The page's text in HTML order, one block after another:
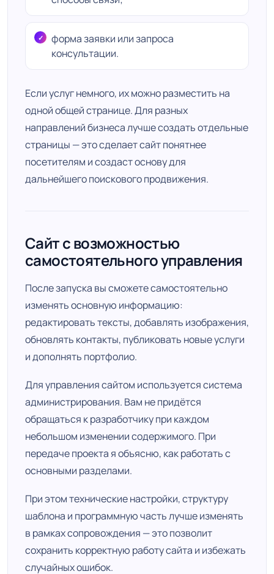
форма заявки или запроса
консультации.
Если услуг немного, их можно разместить на
одной общей странице. Для разных
направлений бизнеса лучше создать отдельные
страницы — это сделает сайт понятнее
посетителям и создаст основу для
дальнейшего поискового продвижения.
Сайт с возможностью
самостоятельного управления
После запуска вы сможете самостоятельно
изменять основную информацию:
редактировать тексты, добавлять изображения,
обновлять контакты, публиковать новые услуги
и дополнять портфолио.
Для управления сайтом используется система
администрирования. Вам не придётся
обращаться к разработчику при каждом
небольшом изменении содержимого. При
передаче проекта я объясню, как работать с
основными разделами.
При этом технические настройки, структуру
шаблона и программную часть лучше изменять
в рамках сопровождения — это позволит
сохранить корректную работу сайта и избежать
случайных ошибок.